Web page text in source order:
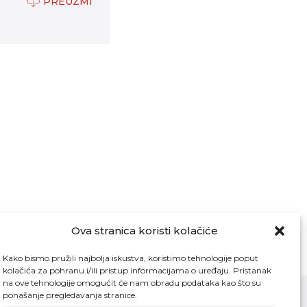
Ova stranica koristi kolačiće
Kako bismo pružili najbolja iskustva, koristimo tehnologije poput
kolačića za pohranu i/ili pristup informacijama o uređaju. Pristanak
na ove tehnologije omogućit će nam obradu podataka kao što su
ponašanje pregledavanja stranice.